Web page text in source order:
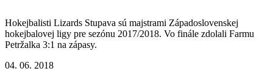
Hokejbalisti Lizards Stupava sú majstrami Západoslovenskej
hokejbalovej ligy pre sezónu 2017/2018. Vo finále zdolali Farmu
Petržalka 3:1 na zápasy.
04. 06. 2018